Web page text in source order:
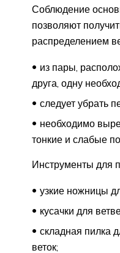
Соблюдение
позволяют
распределением
из пары,
друга, одну
следует убрать
необходимо
тонкие и слабые
Инструменты для
узкие ножницы
кусачки для
складная пилка
веток;